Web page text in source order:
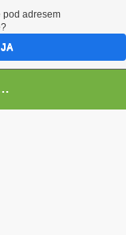
VII Dwór
pod adresem